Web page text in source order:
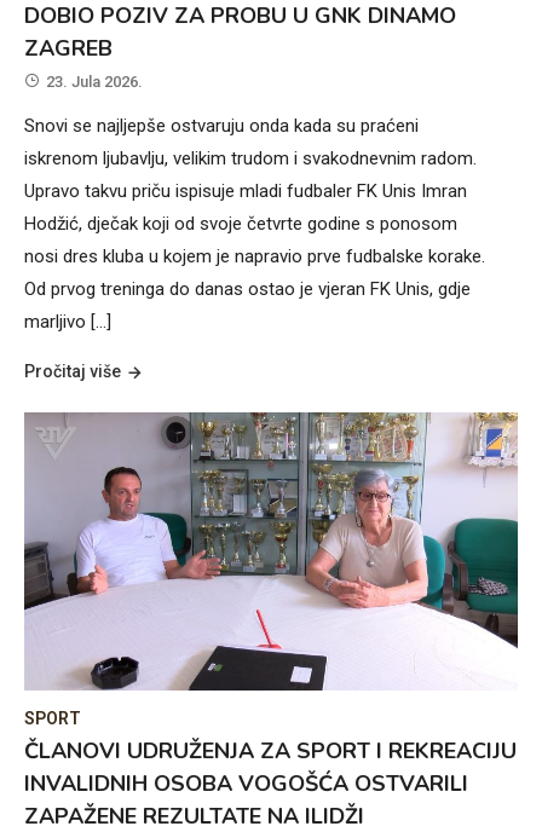
DOBIO POZIV ZA PROBU U GNK DINAMO
ZAGREB
23. Jula 2026.
Snovi se najljepše ostvaruju onda kada su praćeni
iskrenom ljubavlju, velikim trudom i svakodnevnim radom.
Upravo takvu priču ispisuje mladi fudbaler FK Unis Imran
Hodžić, dječak koji od svoje četvrte godine s ponosom
nosi dres kluba u kojem je napravio prve fudbalske korake.
Od prvog treninga do danas ostao je vjeran FK Unis, gdje
marljivo […]
Pročitaj više
SPORT
ČLANOVI UDRUŽENJA ZA SPORT I REKREACIJU
INVALIDNIH OSOBA VOGOŠĆA OSTVARILI
ZAPAŽENE REZULTATE NA ILIDŽI